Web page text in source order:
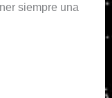
siempre una